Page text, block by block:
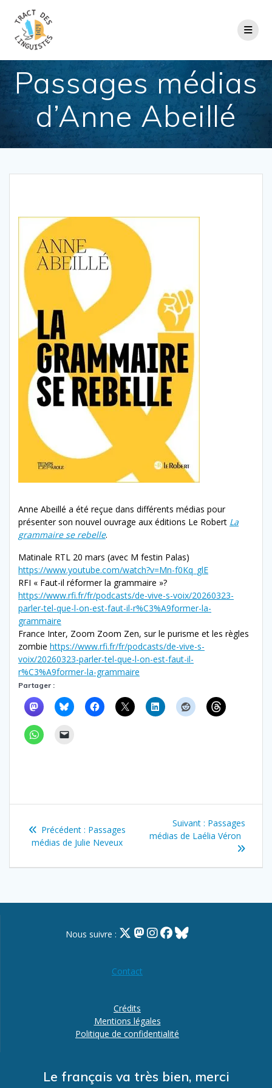
Passages médias
d’Anne Abeillé
Anne Abeillé a été reçue dans différents médias pour
présenter son nouvel ouvrage aux éditions Le Robert La
grammaire se rebelle.
Matinale RTL 20 mars (avec M festin Palas)
https://www.youtube.com/watch?v=Mn-f0Kq_glE
RFI « Faut-il réformer la grammaire »?
https://www.rfi.fr/fr/podcasts/de-vive-s-voix/20260323-
parler-tel-que-l-on-est-faut-il-r%C3%A9former-la-
grammaire
France Inter, Zoom Zoom Zen, sur le purisme et les règles
zombie https://www.rfi.fr/fr/podcasts/de-vive-s-
voix/20260323-parler-tel-que-l-on-est-faut-il-
r%C3%A9former-la-grammaire
Partager :
de
l’article
Précédent : Article
précédent
Passages
médias de Julie Neveux
Suivant : Article
suivant
Passages
médias de Laélia Véron
Nous suivre :
Contact
Crédits
Mentions légales
Politique de confidentialité
Le français va très bien, merci